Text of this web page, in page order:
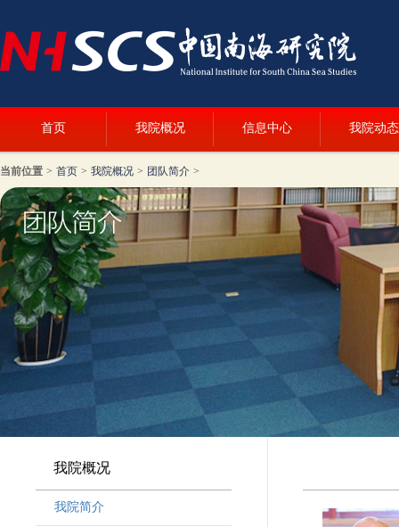
首页 我院概况 信息中心 我院动态
当前位置 > 首页 > 我院概况 > 团队简介 >
我院概况
我院简介